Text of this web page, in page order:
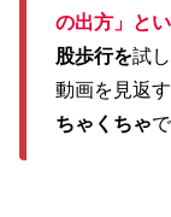
の出方」と
股歩行を試
動画を見返す
ちゃくちゃ